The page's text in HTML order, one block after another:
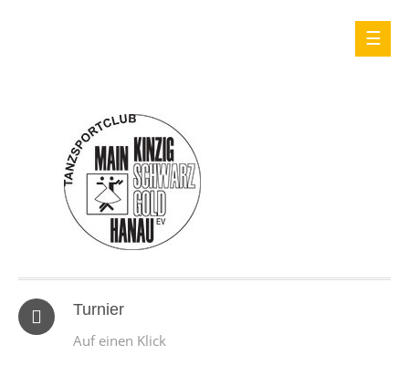
Turnier
Auf einen Klick